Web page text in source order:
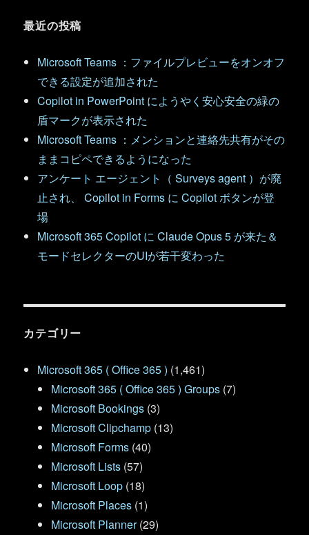
最近の投稿
Microsoft Teams ：ファイルプレビューをオンオフ
できる設定が追加された
Copilot in PowerPoint にようやく安心安全の緑の
盾マークが表示された
Microsoft Teams ：メンションと連絡先共有がその
ままコピペできるようになった
アンケート エージェント（ Surveys agent ）が廃
止され、 Copilot in Forms に Copilot ボタンが登
場
Microsoft 365 Copilot に Claude Opus 5 が来た＆
モードセレクターのUIが若干変わった
カテゴリー
Microsoft 365 ( Office 365 ) (1,461)
Microsoft 365 ( Office 365 ) Groups (7)
Microsoft Bookings (3)
Microsoft Clipchamp (13)
Microsoft Forms (40)
Microsoft Lists (57)
Microsoft Loop (18)
Microsoft Places (1)
Microsoft Planner(29)